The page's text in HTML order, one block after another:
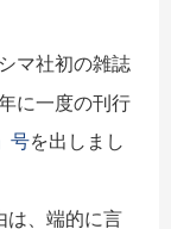
マ社初の雑誌
に一度の刊行
号を出しまし
は、端的に言